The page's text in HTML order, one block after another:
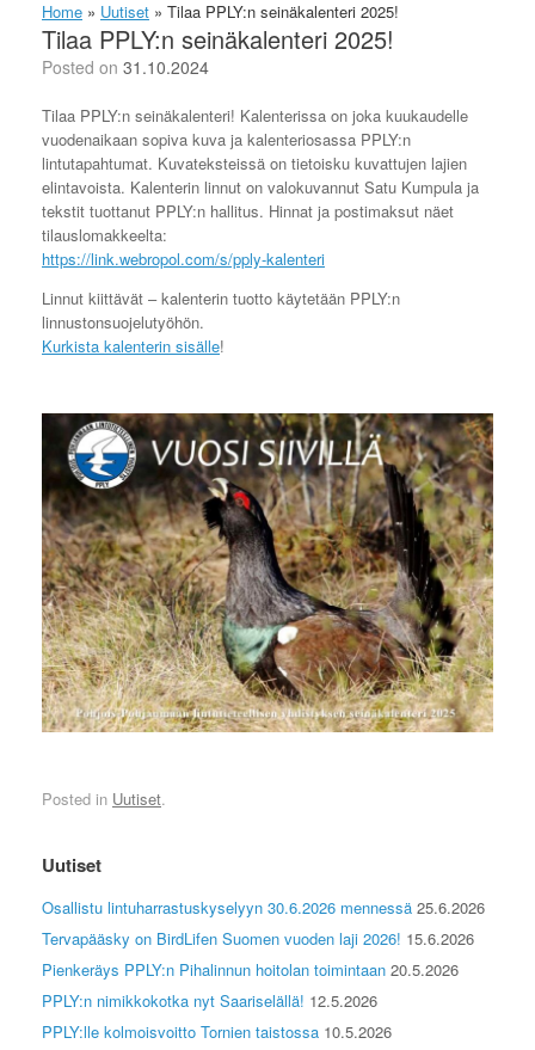
Home » Uutiset » Tilaa PPLY:n seinäkalenteri 2025!
Tilaa PPLY:n seinäkalenteri 2025!
Posted on 31.10.2024
Tilaa PPLY:n seinäkalenteri! Kalenterissa on joka kuukaudelle
vuodenaikaan sopiva kuva ja kalenteriosassa PPLY:n
lintutapahtumat. Kuvateksteissä on tietoisku kuvattujen lajien
elintavoista. Kalenterin linnut on valokuvannut Satu Kumpula ja
tekstit tuottanut PPLY:n hallitus. Hinnat ja postimaksut näet
tilauslomakkeelta:
https://link.webropol.com/s/pply-kalenteri
Linnut kiittävät – kalenterin tuotto käytetään PPLY:n
linnustonsuojelutyöhön.
Kurkista kalenterin sisälle!
Posted in Uutiset.
Uutiset
Osallistu lintuharrastuskyselyyn 30.6.2026 mennessä 25.6.2026
Tervapääsky on BirdLifen Suomen vuoden laji 2026! 15.6.2026
Pienkeräys PPLY:n Pihalinnun hoitolan toimintaan 20.5.2026
PPLY:n nimikkokotka nyt Saariselällä! 12.5.2026
PPLY:lle kolmoisvoitto Tornien taistossa 10.5.2026